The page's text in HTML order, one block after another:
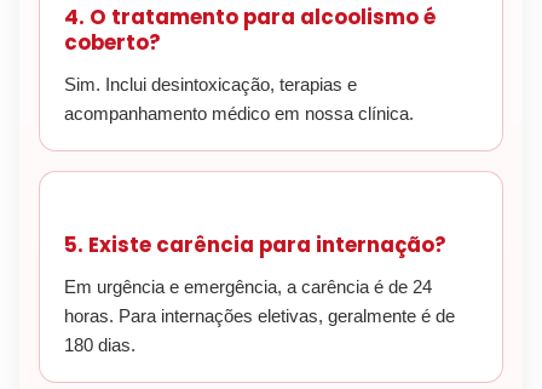
4. O tratamento para alcoolismo é
coberto?
Sim. Inclui desintoxicação, terapias e
acompanhamento médico em nossa clínica.
5. Existe carência para internação?
Em urgência e emergência, a carência é de 24
horas. Para internações eletivas, geralmente é de
180 dias.